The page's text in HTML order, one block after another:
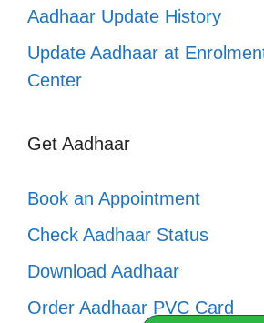
Aadhaar Update History
Update Aadhaar at
Center
Get Aadhaar
Book an Appointment
Check Aadhaar Status
Download Aadhaar
Order Aadhaar PVC Card